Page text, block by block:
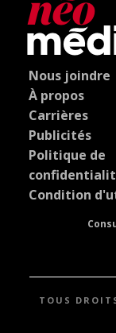
Nous joindre
À propos
Carrières
Publicités
Politique de
Condition
TOUS